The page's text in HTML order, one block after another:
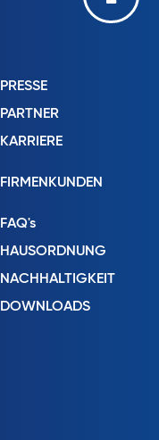
PRESSE
PARTNER
KARRIERE
FIRMENKUNDEN
FAQ's
HAUSORDNUNG
NACHHALTIGKEIT
DOWNLOADS